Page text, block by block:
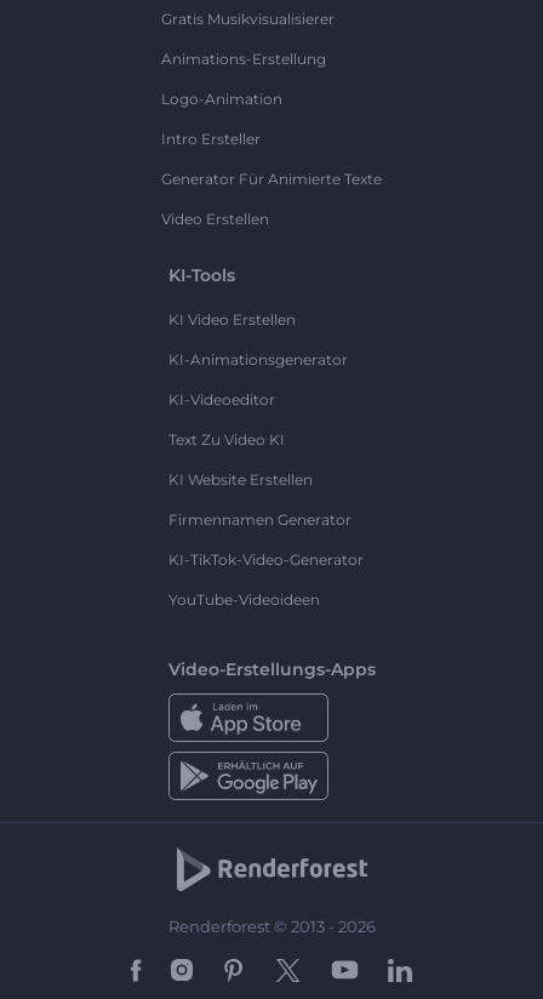
Gratis Musikvisualisierer
Animations-Erstellung
Logo-Animation
Intro Ersteller
Generator Für Animierte Texte
Video Erstellen
KI-Tools
KI Video Erstellen
KI-Animationsgenerator
KI-Videoeditor
Text Zu Video KI
KI Website Erstellen
Firmennamen Generator
KI-TikTok-Video-Generator
YouTube-Videoideen
Video-Erstellungs-Apps
Renderforest © 2013 - 2026